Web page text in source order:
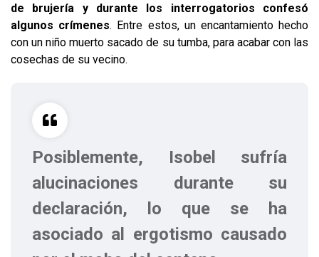
de brujería y durante los interrogatorios confesó
algunos crímenes. Entre estos, un encantamiento hecho
con un niño muerto sacado de su tumba, para acabar con las
cosechas de su vecino.
Posiblemente, Isobel sufría
alucinaciones durante su
declaración, lo que se ha
asociado al ergotismo causado